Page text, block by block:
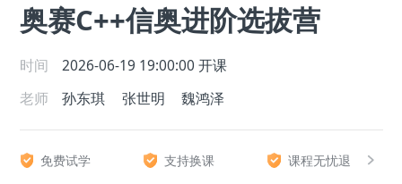
奥赛C++信奥进阶选拔营
时间 2026-06-19 19:00:00 开课
老师
孙东琪 张世明 魏鸿泽
免费试学 支持换课 课程无忧退